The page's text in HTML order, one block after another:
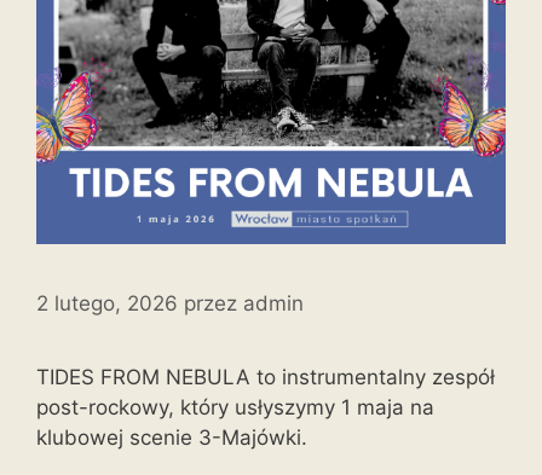
2 lutego, 2026 przez admin
TIDES FROM NEBULA to instrumentalny zespół
post-rockowy, który usłyszymy 1 maja na
klubowej scenie 3-Majówki.